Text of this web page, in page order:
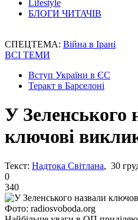
Lifestyle
БЛОГИ ЧИТАЧІВ
СПЕЦТЕМА: Війна в Ірані
ВСІ ТЕМИ
Вступ України в ЄС
Теракт в Барселоні
У Зеленського
ключові
Текст: Надтока Світлана, 30
0
340
Фото: radiosvoboda.org